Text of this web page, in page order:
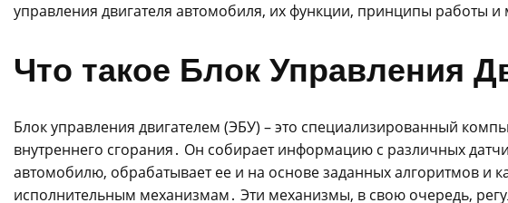
управления двигателя автомобиля, их функции, принципы работы и
Что такое Блок Управления
Блок управления двигателем (ЭБУ) – это специализированный
внутреннего сгорания․ Он собирает информацию с различных
автомобилю, обрабатывает ее и на основе заданных алгоритмов и
исполнительным механизмам․ Эти механизмы, в свою очередь,